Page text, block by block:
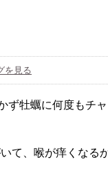
を見る
て、喉が痒くなる